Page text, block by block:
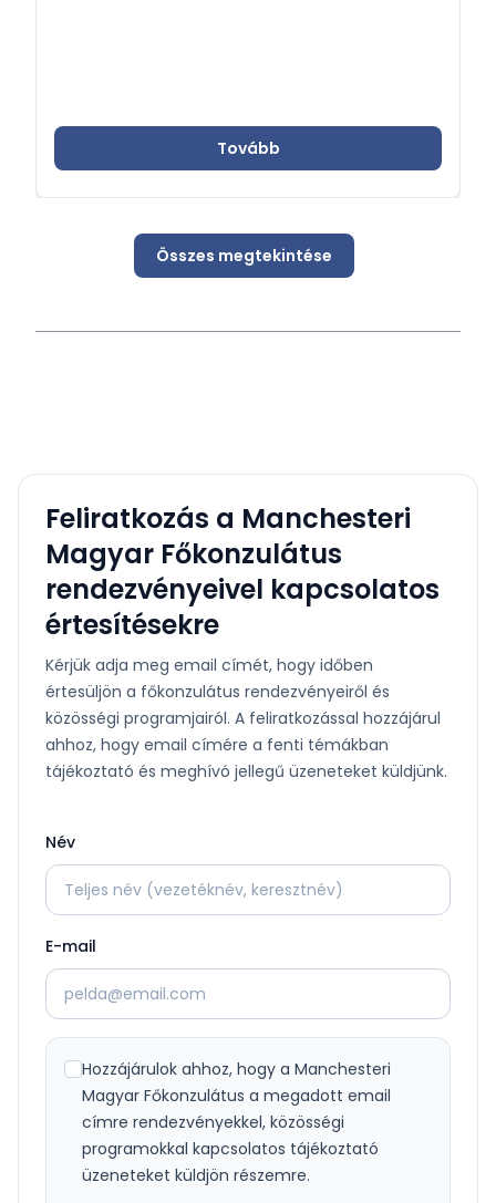
Tovább
Összes megtekintése
Feliratkozás a Manchesteri
Magyar Főkonzulátus
rendezvényeivel kapcsolatos
értesítésekre
Kérjük adja meg email címét, hogy időben
értesüljön a főkonzulátus rendezvényeiről és
közösségi programjairól. A feliratkozással hozzájárul
ahhoz, hogy email címére a fenti témákban
tájékoztató és meghívó jellegű üzeneteket küldjünk.
Név
E-mail
Hozzájárulok ahhoz, hogy a Manchesteri
Magyar Főkonzulátus a megadott email
címre rendezvényekkel, közösségi
programokkal kapcsolatos tájékoztató
üzeneteket küldjön részemre.